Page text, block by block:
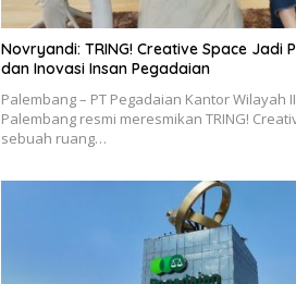
Novryandi: TRING! Creative Space Jadi
dan Inovasi Insan Pegadaian
Palembang – PT Pegadaian Kantor Wilayah
Palembang resmi meresmikan TRING!
sebuah ruang…